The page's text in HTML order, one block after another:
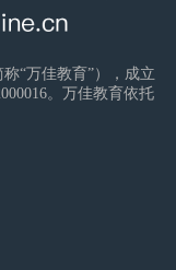
“万佳教育”），成立
。万佳教育依托